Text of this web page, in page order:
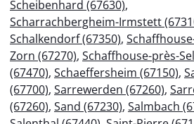
Scheibenhard (67630),
Scharrachbergheim-Irmstett
Schalkendorf (67350),
Zorn (67270), Schaffhouse-près-
(67470), Schaeffersheim (67150),
(67700), Sarrewerden (67260),
(67260), Sand (67230), Salmbach